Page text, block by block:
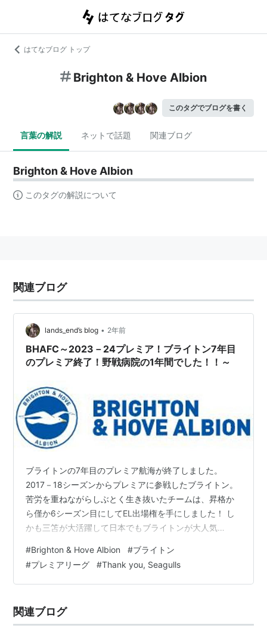
はてなブログ トップ
Brighton & Hove Albion
このタグでブログを書く
言葉の解説 ネットで話題 関連ブログ
Brighton & Hove Albion
このタグの解説について
関連ブログ
lands_end’s blog • 2年前
BHAFC～2023－24プレミア！ブライトン7年目
のプレミア終了！野戦病院の1年間でした！！～
ブライトンの7年目のプレミア航海が終了しました。
2017－18シーズンからプレミアに参戦したブライトン。
苦労を重ねながらしぶとく生き抜いたチームは、昇格か
ら僅か6シーズン目にしてEL出場権を手にしました！ し
かも三笘が大活躍して日本でもブライトンが大人気
たことがある自分としては、信じられないと言うか、嬉
しいと言うか、誇らしいと言うか、色んな感情が沸き上
がる中で迎えた7年目のシーズンでした。 シーズン終え
院 正直、2023-24シーズンのブライトンほど、このワー
ドが当てはまるチームは記憶…
#Brighton & Hove Albion #ブライトン
#プレミアリーグ #Thank you, Seagulls
関連ブログ